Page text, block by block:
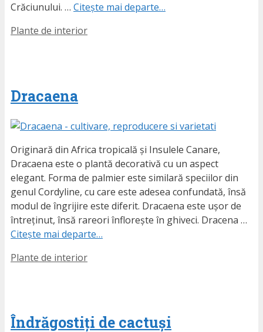
Crăciunului. … Citește mai departe…
Etichete
Plante de interior
Dracaena
Originară din Africa tropicală și Insulele Canare,
Dracaena este o plantă decorativă cu un aspect
elegant. Forma de palmier este similară speciilor din
genul Cordyline, cu care este adesea confundată, însă
modul de îngrijire este diferit. Dracaena este ușor de
întreținut, însă rareori înflorește în ghiveci. Dracena …
Citește mai departe…
Etichete
Plante de interior
Îndrăgostiți de cactuși